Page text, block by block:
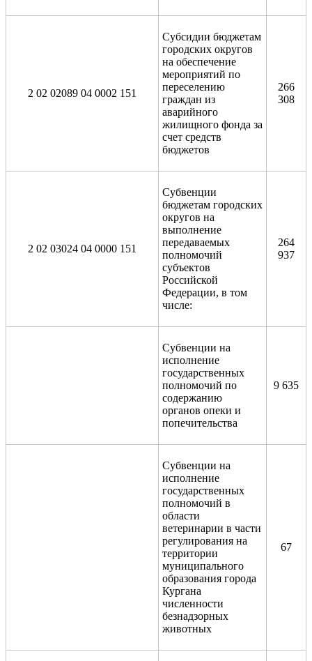
2 02 02089 04 0002 151
Субсидии бюджетам
городских округов
на обеспечение
мероприятий по
переселению
граждан из
аварийного
жилищного фонда за
счет средств
бюджетов
266
308
2 02 03024 04 0000 151
Субвенции
бюджетам городских
округов на
выполнение
передаваемых
полномочий
субъектов
Российской
Федерации, в том
числе:
264
937
Субвенции на
исполнение
государственных
полномочий по
содержанию
органов опеки и
попечительства
9 635
Субвенции на
исполнение
государственных
полномочий в
области
ветеринарии в части
регулирования на
территории
муниципального
образования города
Кургана
численности
безнадзорных
животных
67